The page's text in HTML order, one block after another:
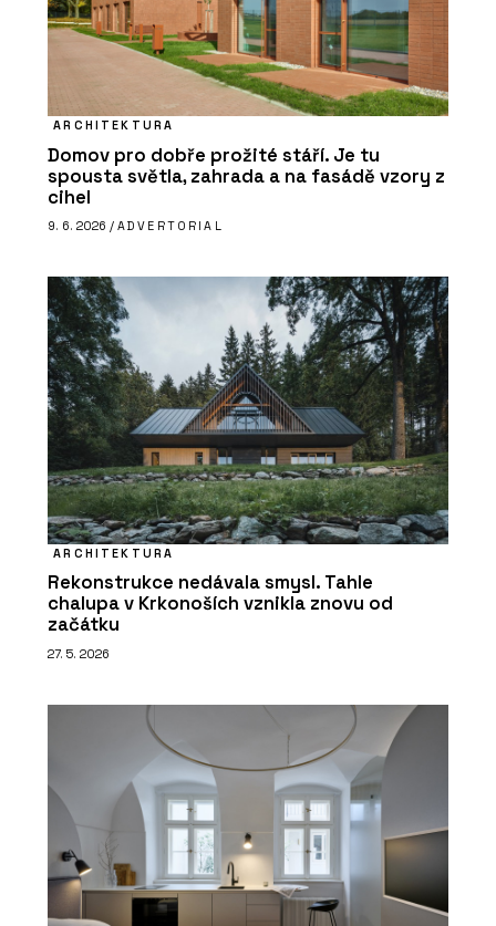
ARCHITEKTURA
Domov pro dobře prožité stáří. Je tu
spousta světla, zahrada a na fasádě vzory z
cihel
9. 6. 2026 / ADVERTORIAL
ARCHITEKTURA
Rekonstrukce nedávala smysl. Tahle
chalupa v Krkonoších vznikla znovu od
začátku
27. 5. 2026